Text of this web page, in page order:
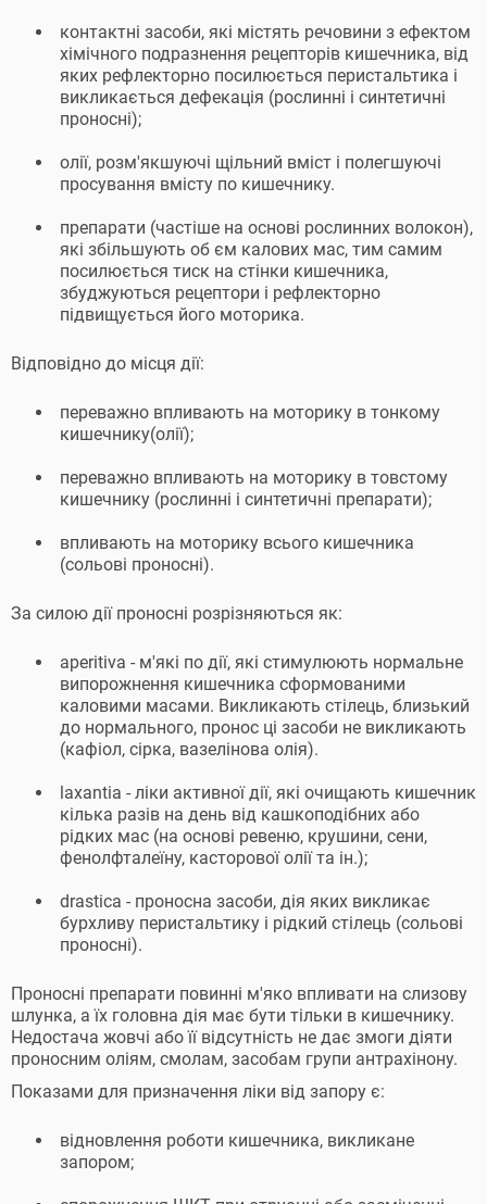
контактні засоби, які містять речовини з ефектом
хімічного подразнення рецепторів кишечника, від
яких рефлекторно посилюється перистальтика і
викликається дефекація (рослинні і синтетичні
проносні);
олії, розм'якшуючі щільний вміст і полегшуючі
просування вмісту по кишечнику.
препарати (частіше на основі рослинних волокон),
які збільшують об єм калових мас, тим самим
посилюється тиск на стінки кишечника,
збуджуються рецептори і рефлекторно
підвищується його моторика.
Відповідно до місця дії:
переважно впливають на моторику в тонкому
кишечнику(олії);
переважно впливають на моторику в товстому
кишечнику (рослинні і синтетичні препарати);
впливають на моторику всього кишечника
(сольові проносні).
За силою дії проносні розрізняються як:
aperitiva - м'які по дії, які стимулюють нормальне
випорожнення кишечника сформованими
каловими масами. Викликають стілець, близький
до нормального, пронос ці засоби не викликають
(кафіол, сірка, вазелінова олія).
laxantia - ліки активної дії, які очищають кишечник
кілька разів на день від кашкоподібних або
рідких мас (на основі ревеню, крушини, сени,
фенолфталеїну, касторової олії та ін.);
drastica - проносна засоби, дія яких викликає
бурхливу перистальтику і рідкий стілець (сольові
проносні).
Проносні препарати повинні м'яко впливати на слизову
шлунка, а їх головна дія має бути тільки в кишечнику.
Недостача жовчі або її відсутність не дає змоги діяти
проносним оліям, смолам, засобам групи антрахінону.
Показами для призначення ліки від запору є:
відновлення роботи кишечника, викликане
запором;